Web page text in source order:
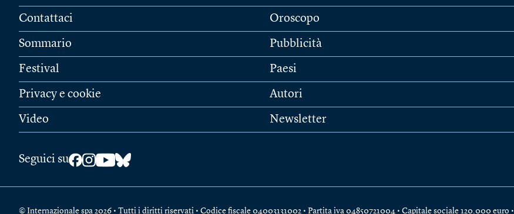
Contattaci
Sommario
Festival
Privacy e cookie
Video
Oroscopo
Pubblicità
Paesi
Autori
Newsletter
Seguici su
© Internazionale spa 2026 • Tutti i diritti riservati • Codice fiscale 04003131002 • Partita iva 04850721004 • Capitale sociale 120.000 euro •